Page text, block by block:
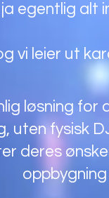
egentlig alt
vi leier ut
løsning for
uten fysisk
deres